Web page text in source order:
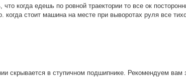
когда едешь по ровной траектории то все ок
стоит машина на месте при выворотах руля все
скрывается в ступичном подшипнике. Рекомендуем вам